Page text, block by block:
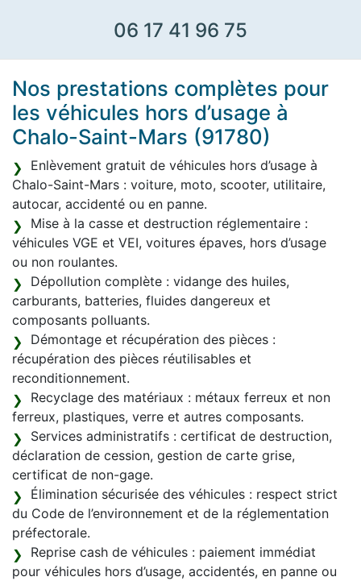
06 17 41 96 75
Nos prestations complètes pour
les véhicules hors d’usage à
Chalo-Saint-Mars (91780)
Enlèvement gratuit de véhicules hors d’usage à
Chalo-Saint-Mars : voiture, moto, scooter, utilitaire,
autocar, accidenté ou en panne.
Mise à la casse et destruction réglementaire :
véhicules VGE et VEI, voitures épaves, hors d’usage
ou non roulantes.
Dépollution complète : vidange des huiles,
carburants, batteries, fluides dangereux et
composants polluants.
Démontage et récupération des pièces :
récupération des pièces réutilisables et
reconditionnement.
Recyclage des matériaux : métaux ferreux et non
ferreux, plastiques, verre et autres composants.
Services administratifs : certificat de destruction,
déclaration de cession, gestion de carte grise,
certificat de non-gage.
Élimination sécurisée des véhicules : respect strict
du Code de l’environnement et de la réglementation
préfectorale.
Reprise cash de véhicules : paiement immédiat
pour véhicules hors d’usage, accidentés, en panne ou